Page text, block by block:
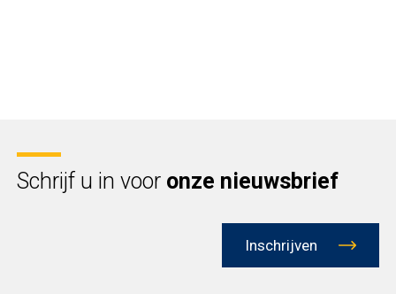
Schrijf u in voor onze nieuwsbrief
Inschrijven